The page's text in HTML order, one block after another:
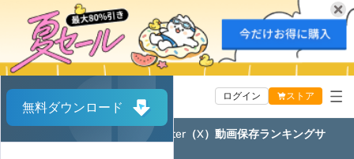
ストア
ログイン
Twitter（X）動画保存ランキングサ
<
総ダウンロード数
1,017,907
無料ダウンロード